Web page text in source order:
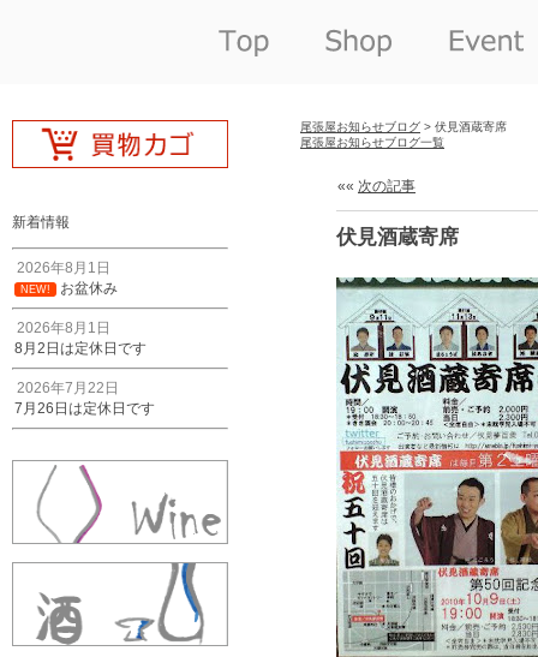
新着情報
2026年8月1日
NEW! お盆休み
2026年8月1日
8月2日は定休日です
2026年7月22日
7月26日は定休日です
尾張屋お知らせブログ > 伏見酒蔵寄席
尾張屋お知らせブログ一覧
«« 次の記事
伏見酒蔵寄席